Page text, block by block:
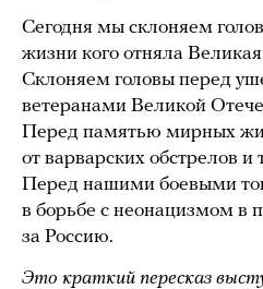
Сегодня мы склоняем
жизни кого отняла
Склоняем головы перед
ветеранами Великой
Перед памятью мирных
от варварских обстрелов и
Перед нашими боевыми
в борьбе с неонацизмом в
за Россию.
Это краткий пересказ